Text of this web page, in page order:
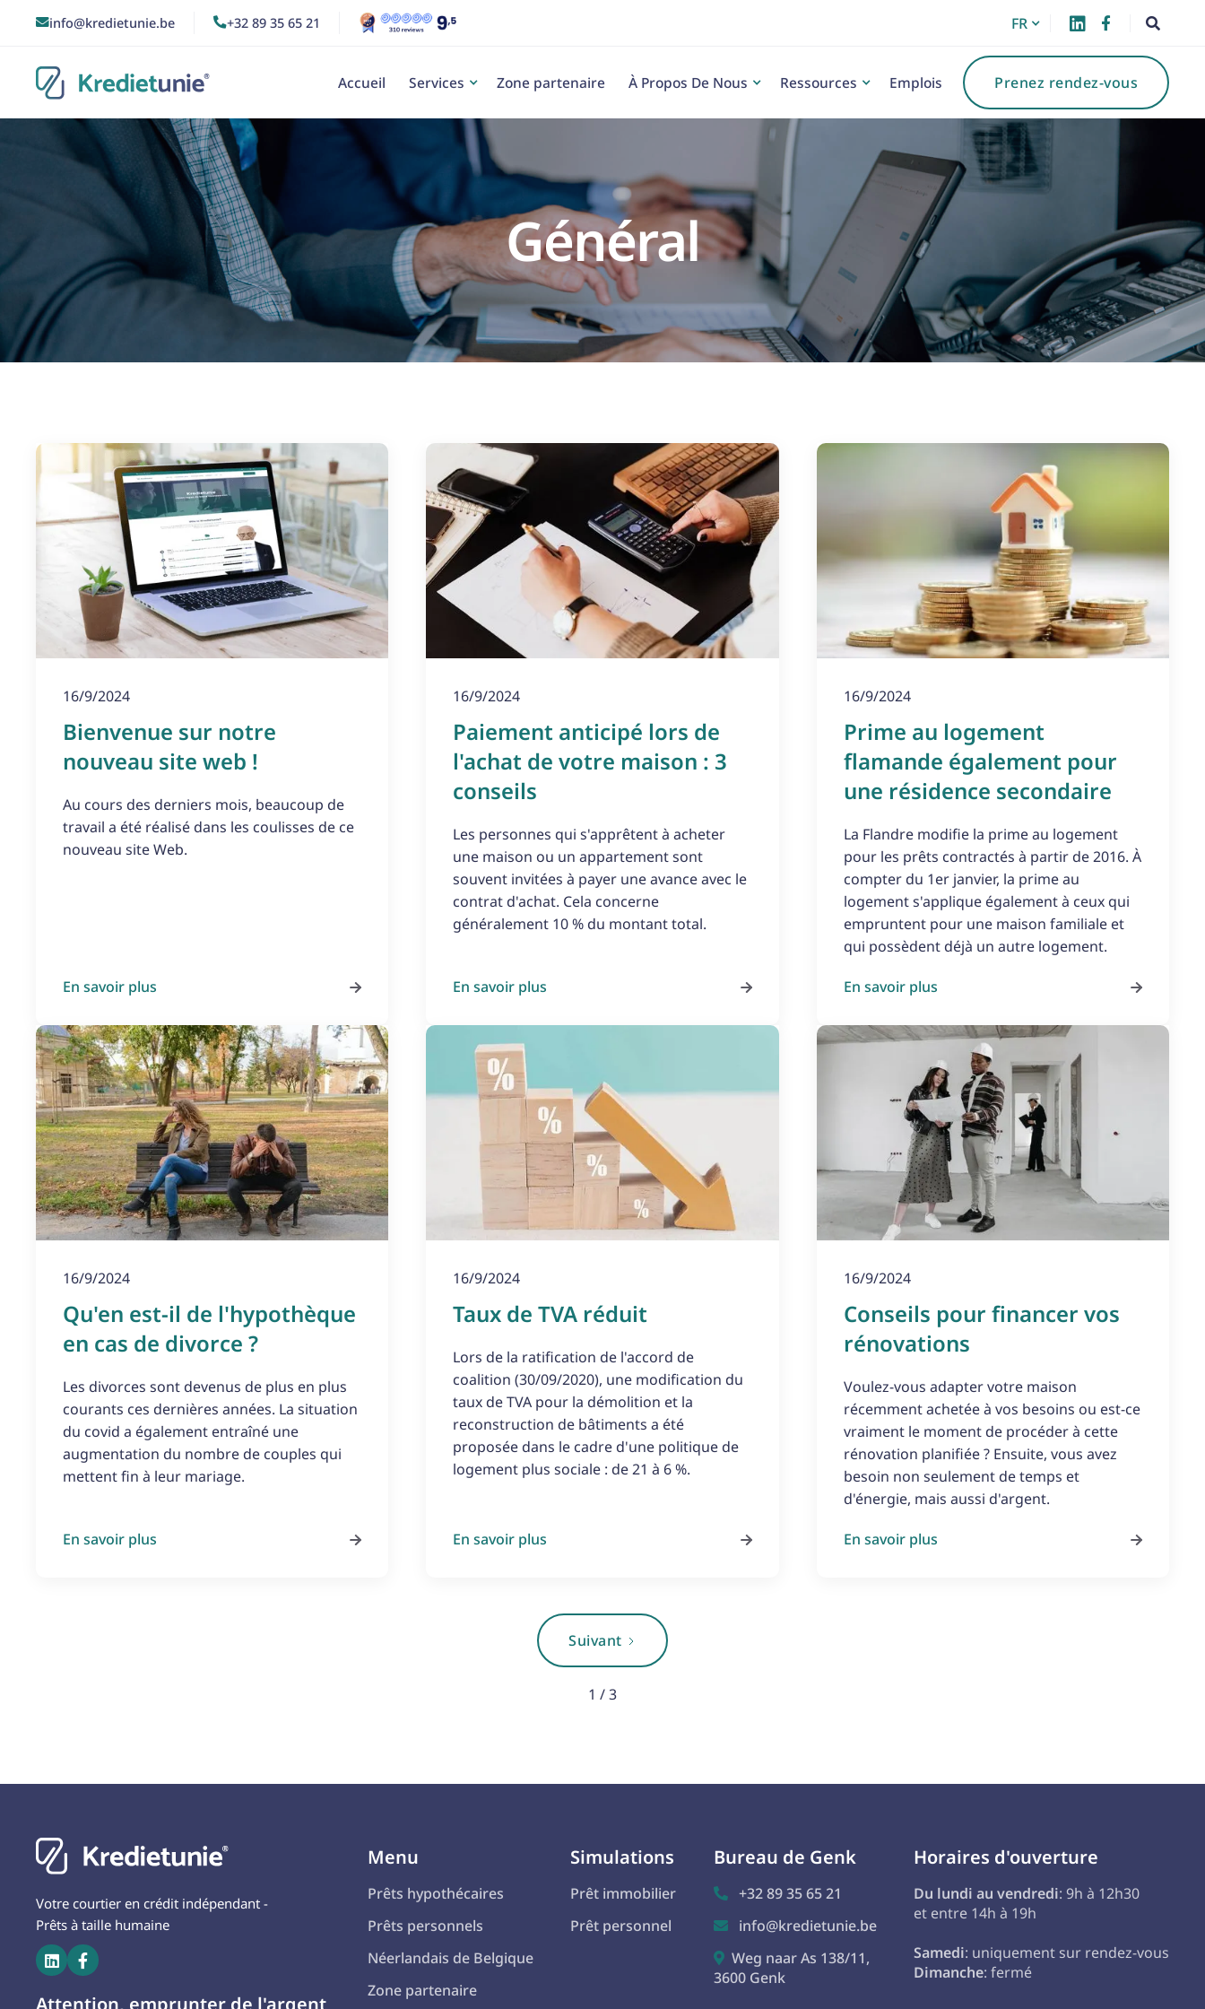
info@kredietunie.be +32 89 35 65 21 FR   
Accueil Services Zone partenaire À Propos De Nous Ressources Emplois Prenez rendez-vous
Général
16/9/2024
Bienvenue sur notre
nouveau site web !
Au cours des derniers mois, beaucoup de
travail a été réalisé dans les coulisses de ce
nouveau site Web.
En savoir plus
16/9/2024
Paiement anticipé lors de
l'achat de votre maison : 3
conseils
Les personnes qui s'apprêtent à acheter
une maison ou un appartement sont
souvent invitées à payer une avance avec le
contrat d'achat. Cela concerne
généralement 10 % du montant total.
En savoir plus
16/9/2024
Prime au logement
flamande également pour
une résidence secondaire
La Flandre modifie la prime au logement
pour les prêts contractés à partir de 2016. À
compter du 1er janvier, la prime au
logement s'applique également à ceux qui
empruntent pour une maison familiale et
qui possèdent déjà un autre logement.
En savoir plus
16/9/2024
Qu'en est-il de l'hypothèque
en cas de divorce ?
Les divorces sont devenus de plus en plus
courants ces dernières années. La situation
du covid a également entraîné une
augmentation du nombre de couples qui
mettent fin à leur mariage.
En savoir plus
16/9/2024
Taux de TVA réduit
Lors de la ratification de l'accord de
coalition (30/09/2020), une modification du
taux de TVA pour la démolition et la
reconstruction de bâtiments a été
proposée dans le cadre d'une politique de
logement plus sociale : de 21 à 6 %.
En savoir plus
16/9/2024
Conseils pour financer vos
rénovations
Voulez-vous adapter votre maison
récemment achetée à vos besoins ou est-ce
vraiment le moment de procéder à cette
rénovation planifiée ? Ensuite, vous avez
besoin non seulement de temps et
d'énergie, mais aussi d'argent.
En savoir plus
Suivant
1 / 3
Votre courtier en crédit indépendant -
Prêts à taille humaine
 
Attention, emprunter de l'argent
Menu
Prêts hypothécaires
Prêts personnels
Néerlandais de Belgique
Zone partenaire
Simulations
Prêt immobilier
Prêt personnel
Bureau de Genk
 +32 89 35 65 21
 info@kredietunie.be
 Weg naar As 138/11,
3600 Genk
Horaires d'ouverture
Du lundi au vendredi: 9h à 12h30
et entre 14h à 19h
Samedi: uniquement sur rendez-vous
Dimanche: fermé